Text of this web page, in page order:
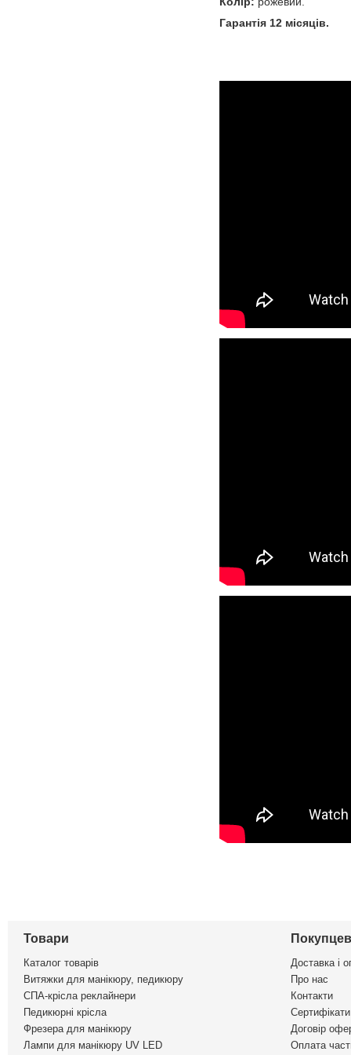
Гарантія 12 місяців.
Товари
Каталог товарів
Витяжки для манікюру, педикюру
СПА-крісла реклайнери
Педикюрні крісла
Фрезера для манікюру
Лампи для манікюру UV LED
Доставка і
Про нас
Контакти
Сертифікати
Договір
Оплата